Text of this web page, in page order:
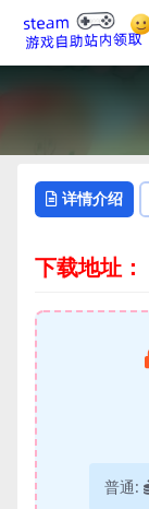
详情介绍
下载地址：
普通: